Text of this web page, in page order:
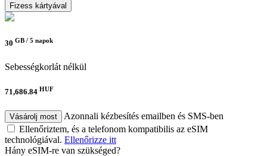
Fizess kártyával
30 GB / 5 napok
Sebességkorlát nélkül
71,686.84 HUF
Vásárolj most
Azonnali kézbesítés emailben és SMS-ben
Ellenőriztem, és a telefonom kompatibilis az eSIM
technológiával. Ellenőrizze itt
Hány eSIM-re van szükséged?